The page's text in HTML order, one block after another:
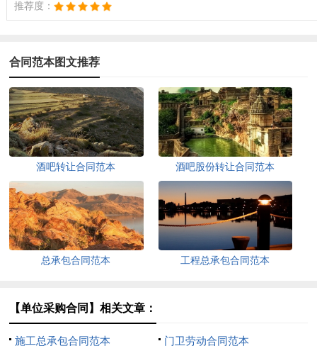
推荐度：
合同范本图文推荐
酒吧转让合同范本 酒吧股份转让合同范本
总承包合同范本 工程总承包合同范本
【单位采购合同】相关文章：
施工总承包合同范本 门卫劳动合同范本